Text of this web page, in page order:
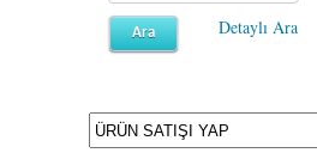
Detaylı Ara